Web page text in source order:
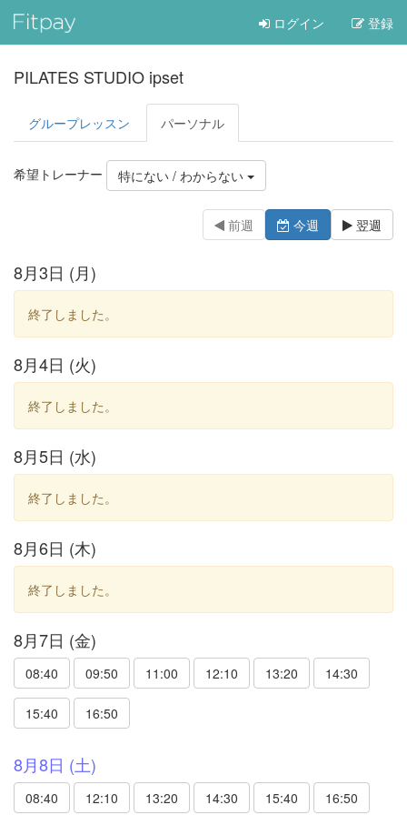
ログイン 登録
PILATES STUDIO ipset
グループレッスン パーソナル
希望トレーナー 特にない / わからない
前週 今週 翌週
8月3日 (月)
終了しました。
8月4日 (火)
終了しました。
8月5日 (水)
終了しました。
8月6日 (木)
終了しました。
8月7日 (金)
08:40 09:50 11:00 12:10 13:20 14:30
15:40 16:50
8月8日 (土)
08:40 12:10 13:20 14:30 15:40 16:50